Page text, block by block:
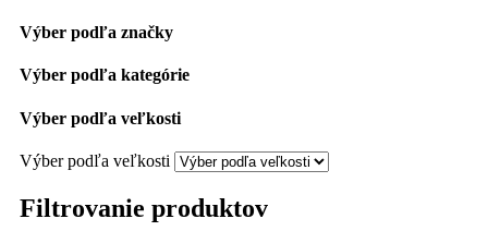
Výber podľa značky
Výber podľa kategórie
Výber podľa veľkosti
Výber podľa veľkosti
Filtrovanie produktov